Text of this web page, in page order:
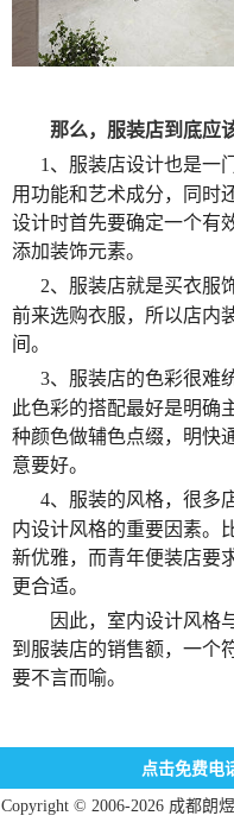
那么，服装店到底应
1、服装店设计也是一
用功能和艺术成分，同时
设计时首先要确定一个有
添加装饰元素。
2、服装店就是买衣服
前来选购衣服，所以店内
间。
3、服装店的色彩很难
此色彩的搭配最好是明确
种颜色做辅色点缀，明快
意要好。
4、服装的风格，很多
内设计风格的重要因素。
新优雅，而青年便装店要
更合适。
因此，室内设计风格与
到服装店的销售额，一个
要不言而喻。
点击免费电
Copyright © 2006-2026 成都朗